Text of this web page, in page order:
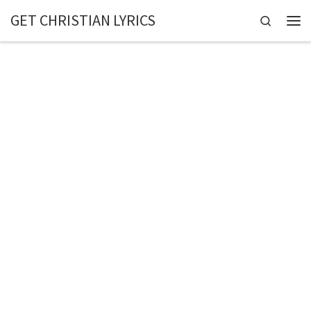
Skip to content
GET CHRISTIAN LYRICS Search